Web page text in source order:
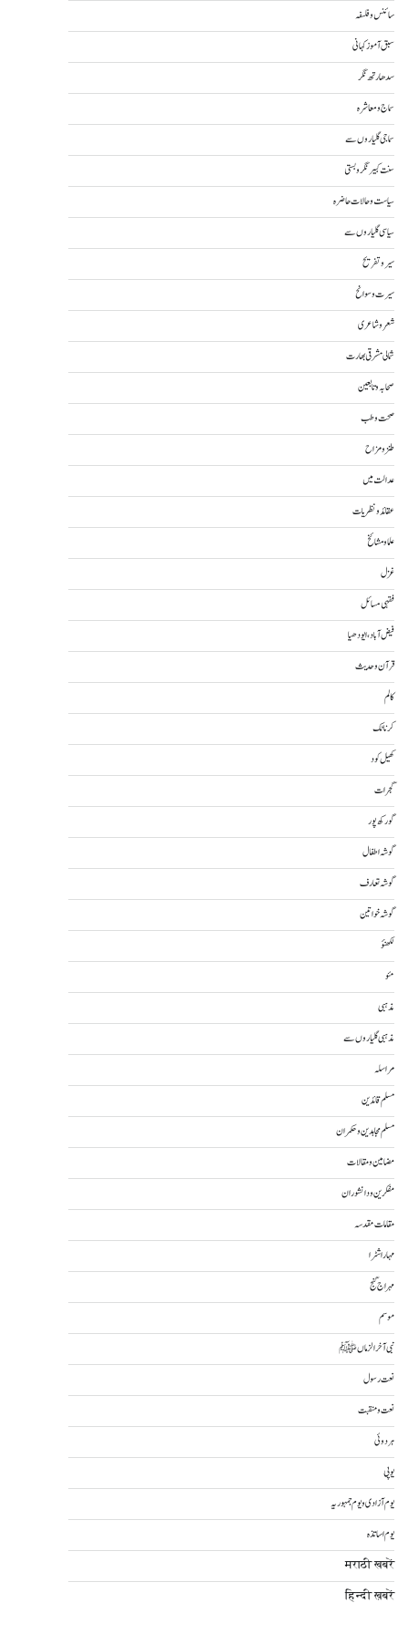
سائنس و فلسفہ
سبق آموز کہانی
سدھارتھ نگر
سماج و معاشرہ
سماجی گلیاروں سے
سنت کبیر نگر و بستی
سیاست و حالات حاضرہ
سیاسی گلیاروں سے
سیر و تفریح
سیرت و سوانح
شعر و شاعری
شمالی مشرقی بھارت
صحابہ و تابعین
صحت و طب
طنز و مزاح
عدالت میں
عقائد و نظریات
علما و مشائخ
غزل
فقہی مسائل
فیض آباد، ایودھیا
قرآن و حدیث
کالم
کرناٹک
کھیل کود
گجرات
گورکھ پور
گوشہ اطفال
گوشہ تعارف
گوشہ خواتین
لکھنؤ
مئو
مذہبی
مذہبی گلیاروں سے
مراسلہ
مسلم قائدین
مسلم مجاہدین و حکمران
مضامین و مقالات
مفکرین و دانشوران
مقامات مقدسہ
مہاراشٹرا
مہراج گنج
موسم
نبی آخرالزماںﷺ
نعت رسول
نعت و منقبت
ہردوئی
یوپی
یوم آزادی و یوم جمہوریہ
یوم اساتذہ
मराठी खबरें
हिन्दी ख़बरें